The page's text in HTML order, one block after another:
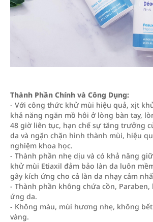
Thành Phần Chính và Công Dụng:
- Với công thức khử mùi hiệu quả, xịt
khả năng ngăn mồ hôi ở lòng bàn tay,
48 giờ liên tục, hạn chế sự tăng trưởng
da và ngặn chặn hình thành mùi, hiệu
nghiệm khoa học.
- Thành phần nhẹ dịu và có khả năng
khử mùi Etiaxil đảm bảo làn da luôn
gây kích ứng cho cả làn da nhạy cảm
- Thành phần không chứa cồn, Paraben,
ứng da.
- Không màu, mùi hương nhẹ, không
vàng.